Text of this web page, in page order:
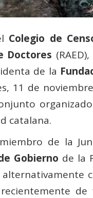
Colegio de
Doctores
de la
11 de
catalana.
de la
Gobierno de la